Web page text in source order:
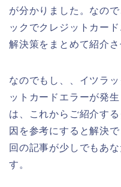
が分かりました。なの
ックでクレジットカー
解決策をまとめて紹介さ
なのでもし、、イツラ
ットカードエラーが発
は、これからご紹介す
因を参考にすると解決
回の記事が少しでもあ
す。